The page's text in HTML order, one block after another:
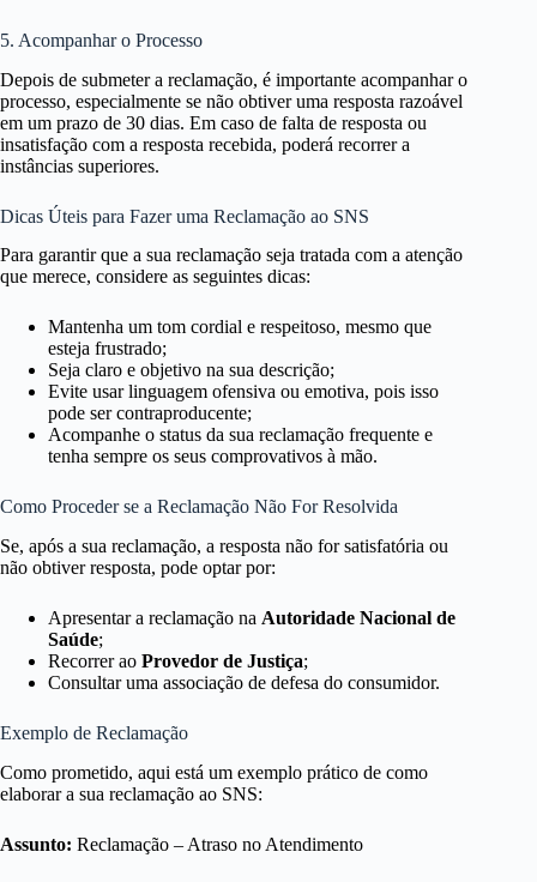
5. Acompanhar o Processo
Depois de submeter a reclamação, é importante acompanhar o
processo, especialmente se não obtiver uma resposta razoável
em um prazo de 30 dias. Em caso de falta de resposta ou
insatisfação com a resposta recebida, poderá recorrer a
instâncias superiores.
Dicas Úteis para Fazer uma Reclamação ao SNS
Para garantir que a sua reclamação seja tratada com a atenção
que merece, considere as seguintes dicas:
Mantenha um tom cordial e respeitoso, mesmo que
esteja frustrado;
Seja claro e objetivo na sua descrição;
Evite usar linguagem ofensiva ou emotiva, pois isso
pode ser contraproducente;
Acompanhe o status da sua reclamação frequente e
tenha sempre os seus comprovativos à mão.
Como Proceder se a Reclamação Não For Resolvida
Se, após a sua reclamação, a resposta não for satisfatória ou
não obtiver resposta, pode optar por:
Apresentar a reclamação na Autoridade Nacional de
Saúde;
Recorrer ao Provedor de Justiça;
Consultar uma associação de defesa do consumidor.
Exemplo de Reclamação
Como prometido, aqui está um exemplo prático de como
elaborar a sua reclamação ao SNS:
Assunto: Reclamação – Atraso no Atendimento